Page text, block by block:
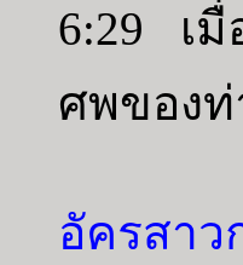
6:29 เ
ศพของท่
อัครสา